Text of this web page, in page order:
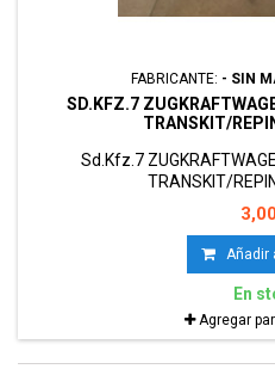
FABRICANTE: - SIN
SD.KFZ.7
TRANSKIT/
Sd.Kfz.7
TRANSKIT/
Añadir
En
Agregar